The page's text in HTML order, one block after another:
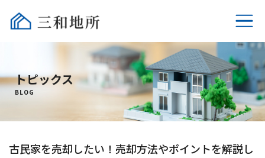
不動産売却
選ばれる理由
相続時の税金
トピックス
BLOG
古民家を売却したい！売却方法やポイントを解説し